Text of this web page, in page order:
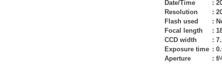
Date/Time
:
Resolution
:
Flash used
:
Focal length
:
CCD width
:
Exposure time :
Aperture
: f/